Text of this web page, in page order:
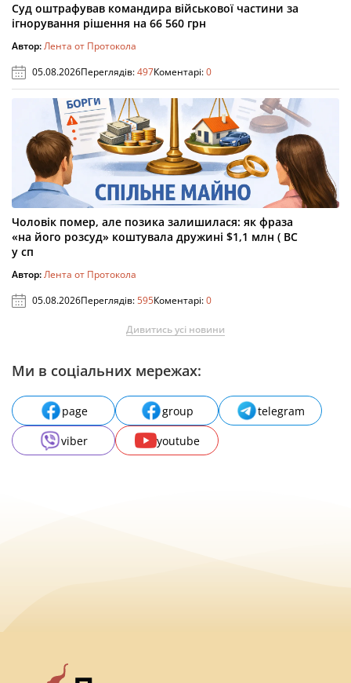
Суд оштрафував командира військової частини за
ігнорування рішення на 66 560 грн
Автор:Лента от Протокола
05.08.2026Переглядів:497Коментарі:0
Чоловік помер, але позика залишилася: як фраза
«на його розсуд» коштувала дружині $1,1 млн ( ВС
у сп
Автор:Лента от Протокола
05.08.2026Переглядів:595Коментарі:0
Дивитись усі новини
Ми в соціальних мережах:
page group
telegram
viber
youtube